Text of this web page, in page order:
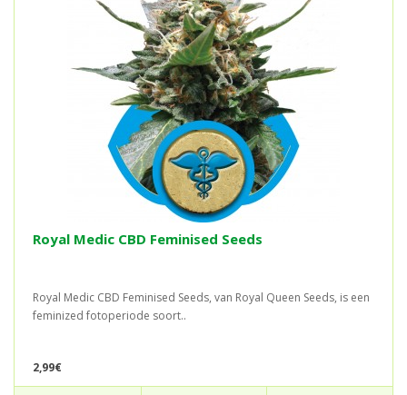
Royal Medic CBD Feminised Seeds
Royal Medic CBD Feminised Seeds, van Royal Queen Seeds, is een
feminized fotoperiode soort..
2,99€